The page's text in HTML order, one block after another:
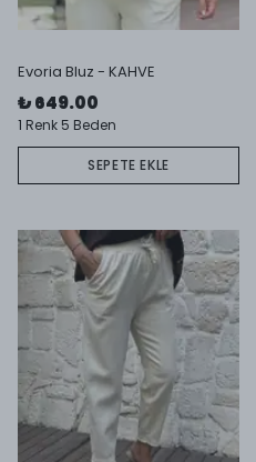
Evoria Bluz - KAHVE
₺ 649.00
1 Renk 5 Beden
SEPETE EKLE